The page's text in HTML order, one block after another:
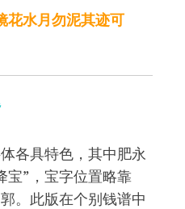
花水月勿泥其迹可
各具特色，其中肥永
宝”，宝字位置略靠
。此版在个别钱谱中